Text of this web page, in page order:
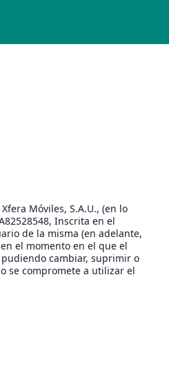
Móviles, S.A.U., (en lo
Inscrita en el
de la misma (en adelante,
el momento en el que el
cambiar, suprimir o
se compromete a utilizar el